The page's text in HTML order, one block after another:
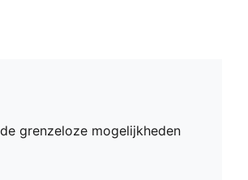
grenzeloze mogelijkheden